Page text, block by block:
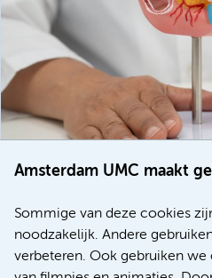
Amsterdam UMC maakt
Sommige van deze cookies
noodzakelijk. Andere
verbeteren. Ook gebruiken
voor patiënten met